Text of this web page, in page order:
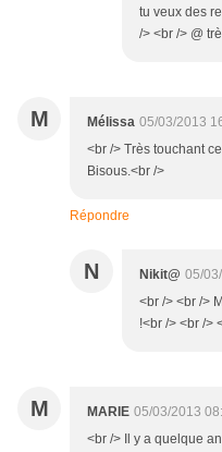
tu veux des
/> <br /> @
M Mélissa 05/03/2013
<br /> Très touchant
Bisous.<br />
Répondre
N Nikit@ 05/
<br /> <br />
!<br /> <br />
M MARIE 05/03/2013
<br /> Il y a quelque